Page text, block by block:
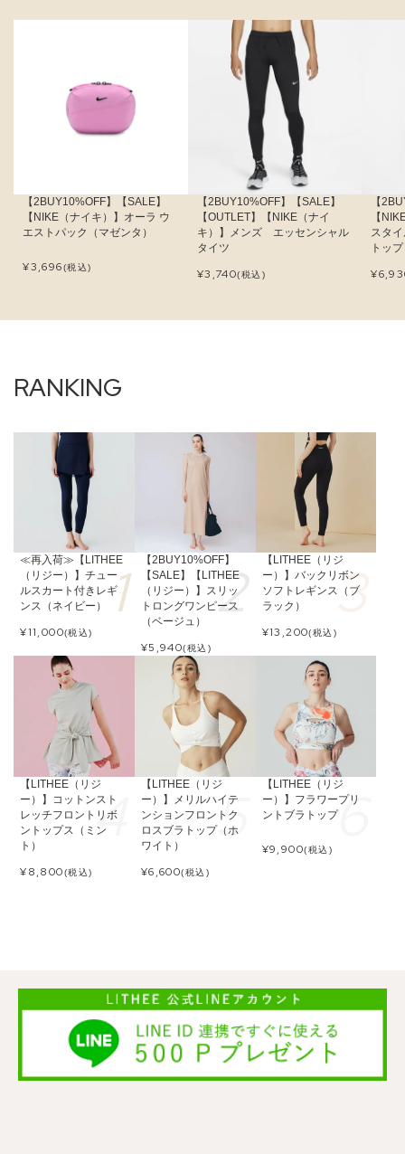
【2BUY10%OFF】【SALE】
【NIKE（ナイキ）】オーラ ウ
エストパック（マゼンタ）
¥3,696(税込)
【2BUY10%OFF】【SALE】
【OUTLET】【NIKE（ナイ
キ）】メンズ エッセンシャル
タイツ
¥3,740(税込)
【
【
スタ
トッ
¥
≪再入荷≫【LITHEE
（リジー）】チュー
ルスカート付きレギ
ンス（ネイビー）
¥11,000(税込)
【2BUY10%OFF】
【SALE】【LITHEE
（リジー）】スリッ
トロングワンピース
（ベージュ）
¥5,940(税込)
【LITHEE（リジ
ー）】バックリボン
ソフトレギンス（ブ
ラック）
¥13,200(税込)
【LITHEE（リジ
ー）】コットンスト
レッチフロントリボ
ントップス（ミン
ト）
¥8,800(税込)
【LITHEE（リジ
ー）】メリルハイテ
ンションフロントク
ロスブラトップ（ホ
ワイト）
¥6,600(税込)
【LITHEE（リジ
ー）】フラワープリ
ントブラトップ
¥9,900(税込)